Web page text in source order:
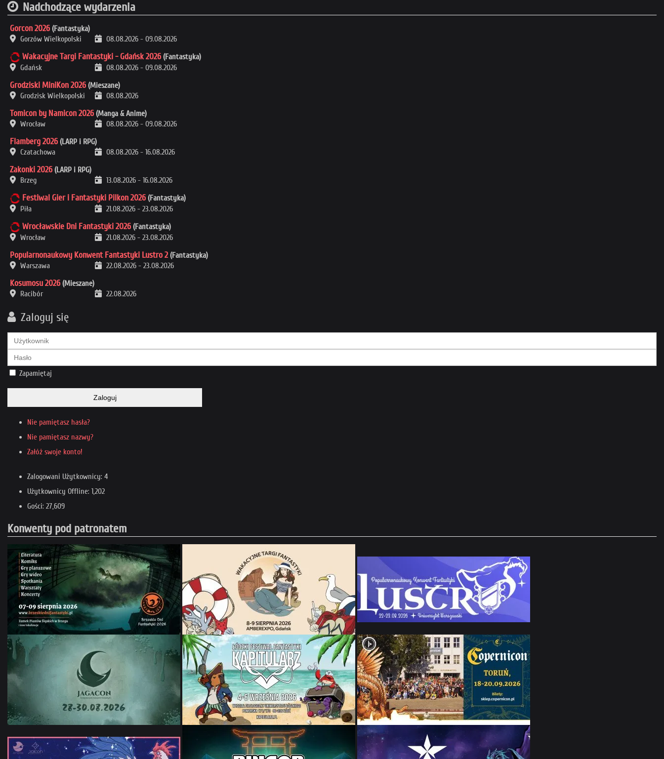
Nadchodzące wydarzenia
Gorcon 2026 (Fantastyka)
Gorzów Wielkopolski
08.08.2026 - 09.08.2026
Wakacyjne Targi Fantastyki - Gdańsk 2026 (Fantastyka)
Gdańsk
08.08.2026 - 09.08.2026
Grodziski MiniKon 2026 (Mieszane)
Grodzisk Wielkopolski
08.08.2026
Tomicon by Namicon 2026 (Manga & Anime)
Wrocław
08.08.2026 - 09.08.2026
Flamberg 2026 (LARP i RPG)
Czatachowa
08.08.2026 - 16.08.2026
Zakonki 2026 (LARP i RPG)
Brzeg
13.08.2026 - 16.08.2026
Festiwal Gier i Fantastyki Pilkon 2026 (Fantastyka)
Piła
21.08.2026 - 23.08.2026
Wrocławskie Dni Fantastyki 2026 (Fantastyka)
Wrocław
21.08.2026 - 23.08.2026
Popularnonaukowy Konwent Fantastyki Lustro 2 (Fantastyka)
Warszawa
22.08.2026 - 23.08.2026
Kosumosu 2026 (Mieszane)
Racibór
22.08.2026
Zaloguj się
Zapamiętaj
Zaloguj
Nie pamiętasz hasła?
Nie pamiętasz nazwy?
Załóż swoje konto!
Zalogowani Użytkownicy: 4
Użytkownicy Offline: 1,202
Gości: 27,609
Konwenty pod patronatem